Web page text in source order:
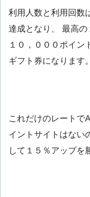
利用人数と利用回数
達成となり、 最高
１０，０００ポイン
ギフト券になります。
これだけのレートで
イントサイトはない
して１５％アップを